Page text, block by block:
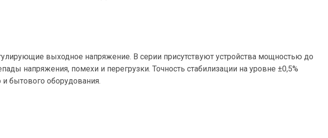
выходное напряжение. В серии присутствуют устройства мощностью до
напряжения, помехи и перегрузки. Точность стабилизации на уровне ±0,5%
бытового оборудования.